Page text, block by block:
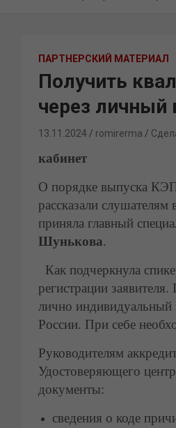
ПАРТНЕРСКИЙ МАТЕРИАЛ
Получить
через личный
13.11.2024 romirerma
кабинет
О порядке выпуска
рассказали слушателям
приняла главный
Шунькова.
Как подчеркнула
регистрации
лично
России. При себе
Руководителям
Удостоверяющего
документы:
сведения о коде